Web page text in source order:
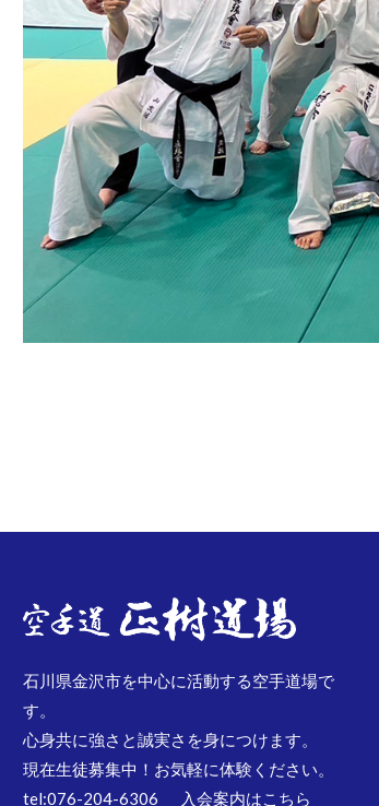
石川県金沢市を中心に活動する空手道場で
す。
心身共に強さと誠実さを身につけます。
現在生徒募集中！お気軽に体験ください。
tel:076-204-6306
入会案内はこちら